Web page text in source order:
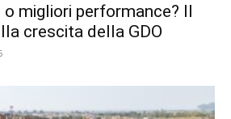
migliori performance? Il
crescita della GDO